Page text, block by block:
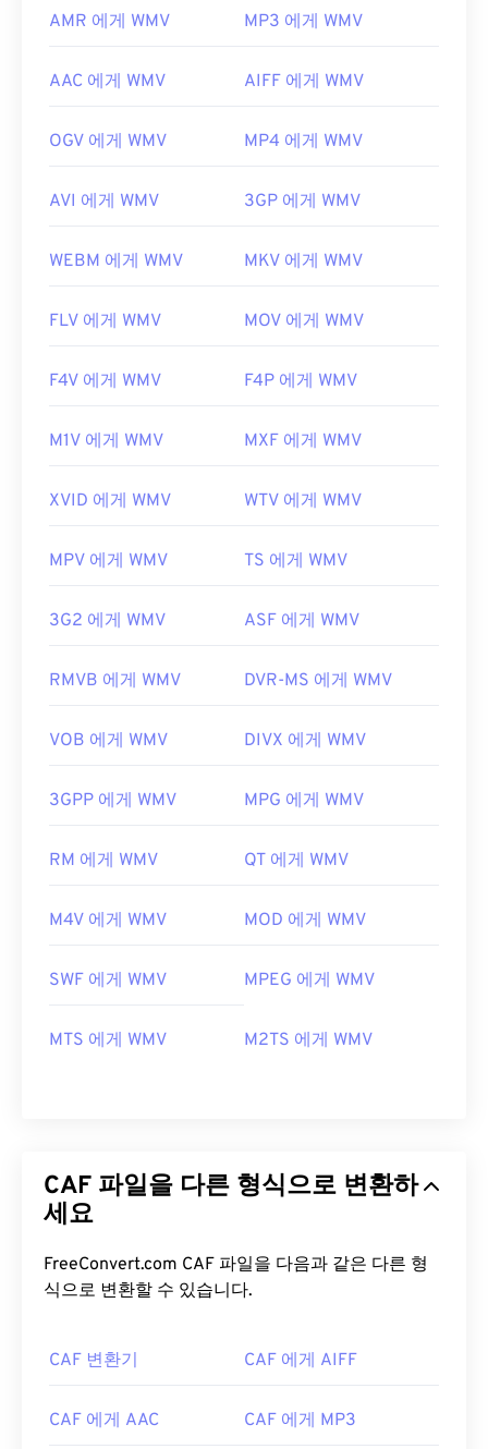
AMR 에게 WMV MP3 에게 WMV
AAC 에게 WMV AIFF 에게 WMV
OGV 에게 WMV MP4 에게 WMV
AVI 에게 WMV 3GP 에게 WMV
WEBM 에게 WMV MKV 에게 WMV
FLV 에게 WMV MOV 에게 WMV
F4V 에게 WMV F4P 에게 WMV
M1V 에게 WMV MXF 에게 WMV
XVID 에게 WMV WTV 에게 WMV
MPV 에게 WMV TS 에게 WMV
3G2 에게 WMV ASF 에게 WMV
RMVB 에게 WMV DVR-MS 에게 WMV
VOB 에게 WMV DIVX 에게 WMV
3GPP 에게 WMV MPG 에게 WMV
RM 에게 WMV QT 에게 WMV
M4V 에게 WMV MOD 에게 WMV
SWF 에게 WMV MPEG 에게 WMV
MTS 에게 WMV M2TS 에게 WMV
CAF 파일을 다른 형식으로 변환하
세요
FreeConvert.com CAF 파일을 다음과 같은 다른 형
식으로 변환할 수 있습니다.
CAF 변환기 CAF 에게 AIFF
CAF 에게 AAC CAF 에게 MP3